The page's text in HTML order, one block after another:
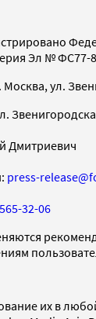
Эл № ФС77-
ул.
Дмитриевич
press-
32-06
их в